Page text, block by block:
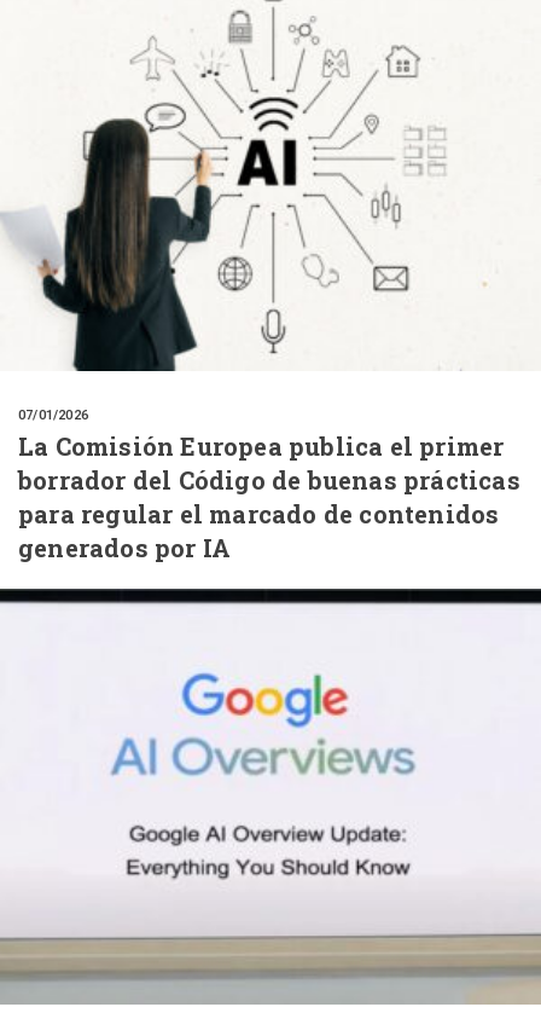
07/01/2026
La Comisión Europea publica el primer
borrador del Código de buenas prácticas
para regular el marcado de contenidos
generados por IA